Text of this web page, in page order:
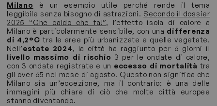
Milano è un esempio utile perché rende il tema
leggibile senza bisogno di astrazioni. Secondo il dossier
2025 “Che caldo che fa!”, l’effetto isola di calore a
Milano è particolarmente sensibile, con una differenza
di 4,2°C tra le aree più urbanizzate e quelle vegetate.
Nell’estate 2024, la città ha raggiunto per 6 giorni il
livello massimo di rischio 3 per le ondate di calore,
con 3 ondate registrate e un eccesso di mortalità tra
gli over 65 nel mese di agosto. Questo non significa che
Milano sia un’eccezione, ma il contrario: è una delle
immagini più chiare di ciò che molte città europee
stanno diventando.